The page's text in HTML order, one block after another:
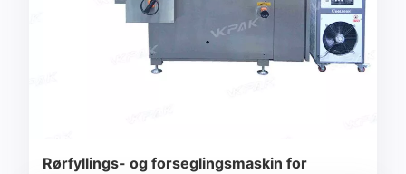
Rørfyllings- og forseglingsmaskin for